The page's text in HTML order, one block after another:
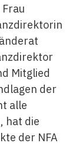
Mitglied
der
alle
hat die
der NFA